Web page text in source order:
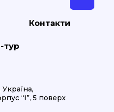
Контакти
тур
Україна,
“І”, 5 поверх